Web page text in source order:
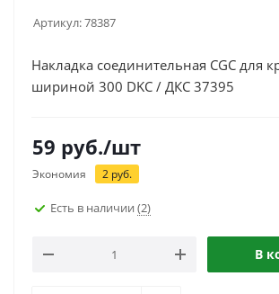
Артикул:78387
Накладка соединительная CGC для
шириной 300 DKC / ДКС 37395
59 руб./шт
Экономия 2 руб.
Есть в наличии (2)
В